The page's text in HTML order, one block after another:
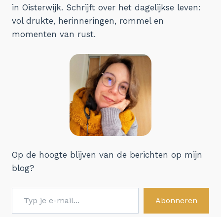
in Oisterwijk. Schrijft over het dagelijkse leven:
vol drukte, herinneringen, rommel en
momenten van rust.
Op de hoogte blijven van de berichten op mijn
blog?
Typ je e-mail...
Abonneren